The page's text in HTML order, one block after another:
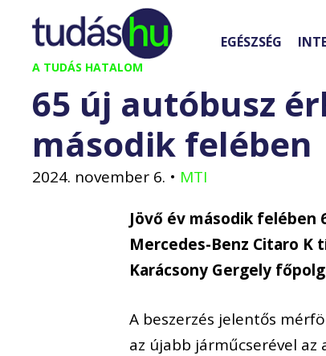
Kilépés
tartalomba
A TUDÁS HATALOM
EGÉSZSÉG
65 új autóbusz
második felében
2024. november 6. • MTI
Jövő év második felében
Mercedes-Benz Citaro K
Karácsony Gergely
A beszerzés jelentős
az újabb járműcserével